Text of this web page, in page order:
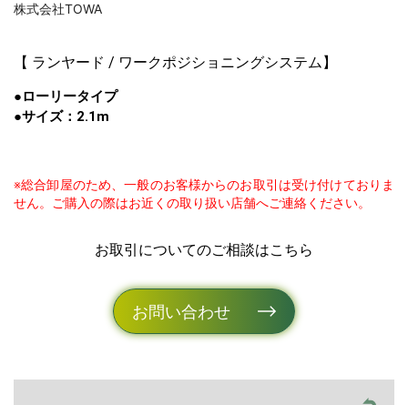
株式会社TOWA
【 ランヤード / ワークポジショニングシステム 】
●ローリータイプ
●サイズ：2.1m
※総合卸屋のため、一般のお客様からのお取引は受け付けておりま
せん。ご購入の際はお近くの取り扱い店舗へご連絡ください。
お取引についてのご相談はこちら
お問い合わせ